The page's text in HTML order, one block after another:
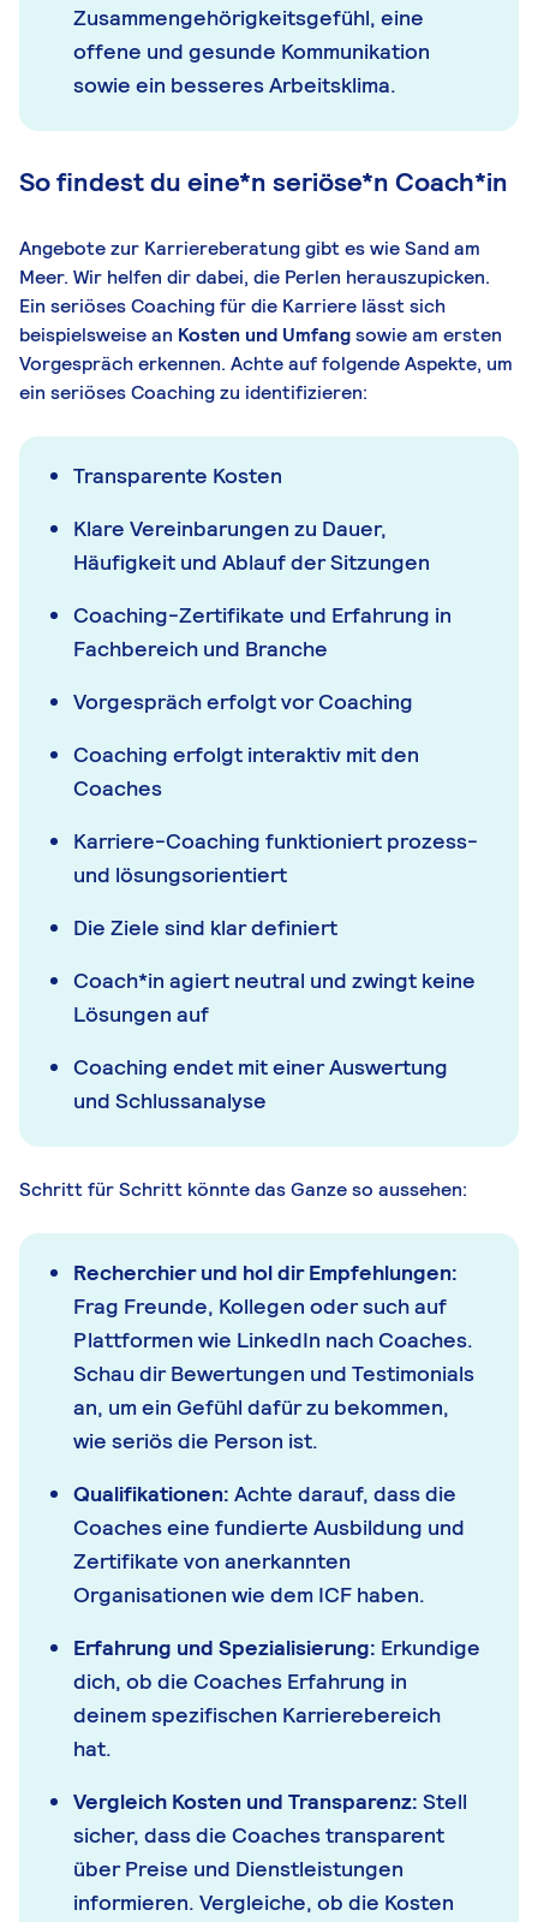
Zusammengehörigkeitsgefühl, eine
offene und gesunde Kommunikation
sowie ein besseres Arbeitsklima.
So findest du eine*n seriöse*n Coach*in
Angebote zur Karriereberatung gibt es wie Sand am
Meer. Wir helfen dir dabei, die Perlen herauszupicken.
Ein seriöses Coaching für die Karriere lässt sich
beispielsweise an Kosten und Umfangsowie am ersten
Vorgespräch erkennen. Achte auf folgende Aspekte, um
ein seriöses Coaching zu identifizieren:
Transparente Kosten
Klare Vereinbarungen zu Dauer,
Häufigkeit und Ablauf der Sitzungen
Coaching-Zertifikate und Erfahrung in
Fachbereich und Branche
Vorgespräch erfolgt vor Coaching
Coaching erfolgt interaktiv mit den
Coaches
Karriere-Coaching funktioniert prozess-
und lösungsorientiert
Die Ziele sind klar definiert
Coach*in agiert neutral und zwingt keine
Lösungen auf
Coaching endet mit einer Auswertung
und Schlussanalyse
Schritt für Schritt könnte das Ganze so aussehen:
Recherchier und hol dir Empfehlungen:
Frag Freunde, Kollegen oder such auf
Plattformen wie LinkedIn nach Coaches.
Schau dir Bewertungen und Testimonials
an, um ein Gefühl dafür zu bekommen,
wie seriös die Person ist.
Qualifikationen: Achte darauf, dass die
Coaches eine fundierte Ausbildung und
Zertifikate von anerkannten
Organisationen wie dem ICF haben.
Erfahrung und Spezialisierung: Erkundige
dich, ob die Coaches Erfahrung in
deinem spezifischen Karrierebereich
hat.
Vergleich Kosten und Transparenz: Stell
sicher, dass die Coaches transparent
über Preise und Dienstleistungen
informieren. Vergleiche, ob die Kosten